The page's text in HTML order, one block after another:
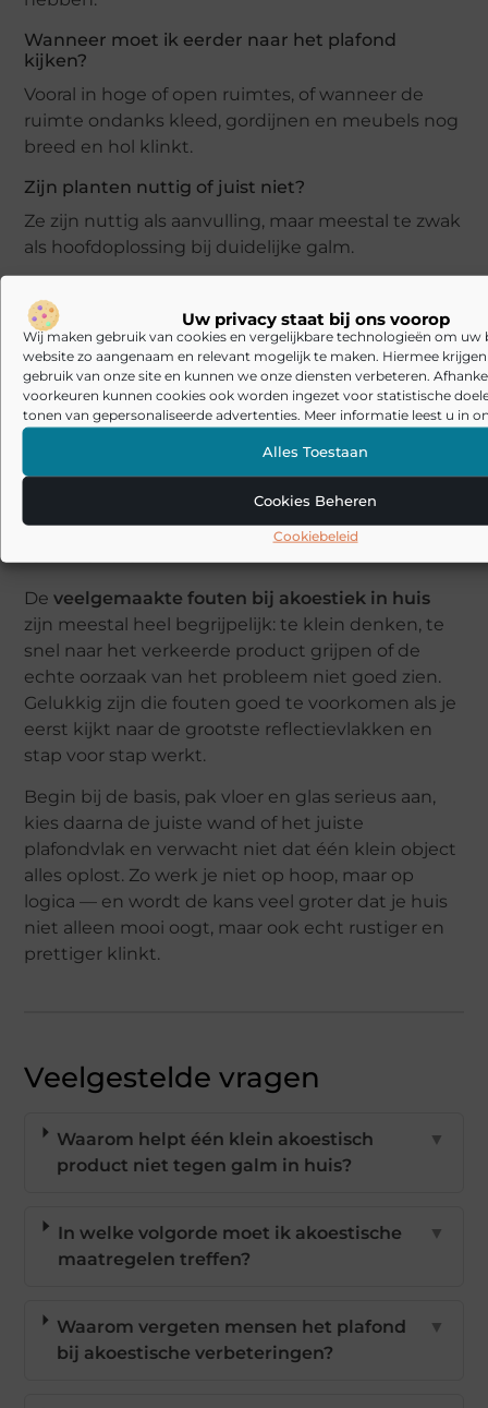
Uw privacy staat bij ons voorop
Wij maken gebruik van cookies en vergelijkbare technologieën om uw
website zo aangenaam en relevant mogelijk te maken. Hiermee
gebruik van onze site en kunnen we onze diensten verbeteren.
voorkeuren kunnen cookies ook worden ingezet voor statistische
tonen van gepersonaliseerde advertenties. Meer informatie leest u in
Alles Toestaan
Cookies Beheren
Cookiebeleid
Wanneer moet ik eerder naar het plafond
kijken?
Vooral in hoge of open ruimtes, of wanneer de
ruimte ondanks kleed, gordijnen en meubels nog
breed en hol klinkt.
Zijn planten nuttig of juist niet?
Ze zijn nuttig als aanvulling, maar meestal te zwak
als hoofdoplossing bij duidelijke galm.
Denk in relevant oppervlak, niet in kleine losse
objecten. Grote reflectievlakken vragen meestal
om een grotere of slimmere oplossing.
Hoe begin ik het best?
Meestal met de vloer en het glas, daarna de
belangrijkste wand, en pas daarna met gerichtere
panelen of plafondmaatregelen.
Deveelgemaakte fouten bij akoestiek in huis
zijn meestal heel begrijpelijk: te klein denken, te
snel naar het verkeerde product grijpen of de
echte oorzaak van het probleem niet goed zien.
Gelukkig zijn die fouten goed te voorkomen als je
eerst kijkt naar de grootste reflectievlakken en
stap voor stap werkt.
Begin bij de basis, pak vloer en glas serieus aan,
kies daarna de juiste wand of het juiste
plafondvlak en verwacht niet dat één klein object
alles oplost. Zo werk je niet op hoop, maar op
logica — en wordt de kans veel groter dat je huis
niet alleen mooi oogt, maar ook echt rustiger en
prettiger klinkt.
Veelgestelde vragen
Waarom helpt één klein akoestisch
product niet tegen galm in huis?
▼
In welke volgorde moet ik akoestische
maatregelen treffen?
▼
Waarom vergeten mensen het plafond
bij akoestische verbeteringen?
▼